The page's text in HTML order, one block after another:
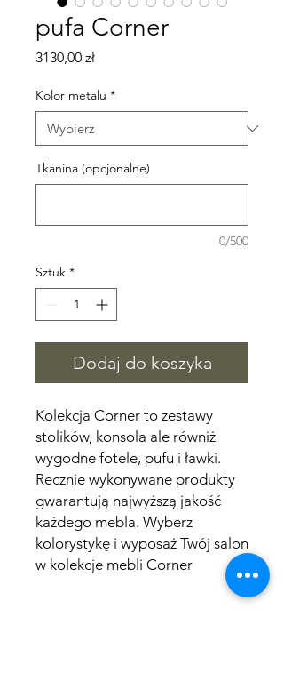
pufa Corner
3130,00 złCena
Kolor metalu *
Tkanina (opcjonalne)
0/500
Sztuk *
Dodaj do koszyka
Kolekcja Corner to zestawy
stolików, konsola ale równiż
wygodne fotele, pufu i ławki.
Recznie wykonywane produkty
gwarantują najwyższą jakość
każdego mebla. Wyberz
kolorystykę i wyposaż Twój salon
w kolekcje mebli Corner